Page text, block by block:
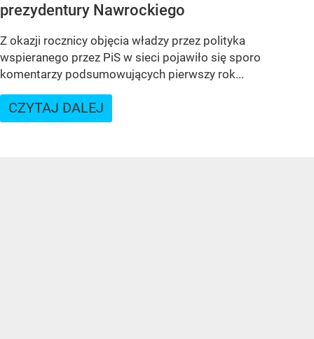
prezydentury Nawrockiego
Z okazji rocznicy objęcia władzy przez polityka
wspieranego przez PiS w sieci pojawiło się sporo
komentarzy podsumowujących pierwszy rok...
CZYTAJ DALEJ